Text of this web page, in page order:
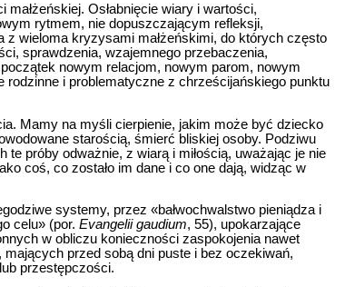
Osłabnięcie wiary i wartości,
rytmem, nie dopuszczającym refleksji,
wieloma kryzysami małżeńskimi, do których często
sprawdzenia, wzajemnego przebaczenia,
nowym relacjom, nowym parom, nowym
rodzinne i problematyczne z chrześcijańskiego punktu
Mamy na myśli cierpienie, jakim może być dziecko
starością, śmierć bliskiej osoby. Podziwu
próby odważnie, z wiarą i miłością, uważając je nie
coś, co zostało im dane i co one dają, widząc w
systemy, przez «bałwochwalstwo pieniądza i
celu» (por. Evangelii gaudium, 55), upokarzające
w obliczu konieczności zaspokojenia nawet
przed sobą dni puste i bez oczekiwań,
przestępczości.